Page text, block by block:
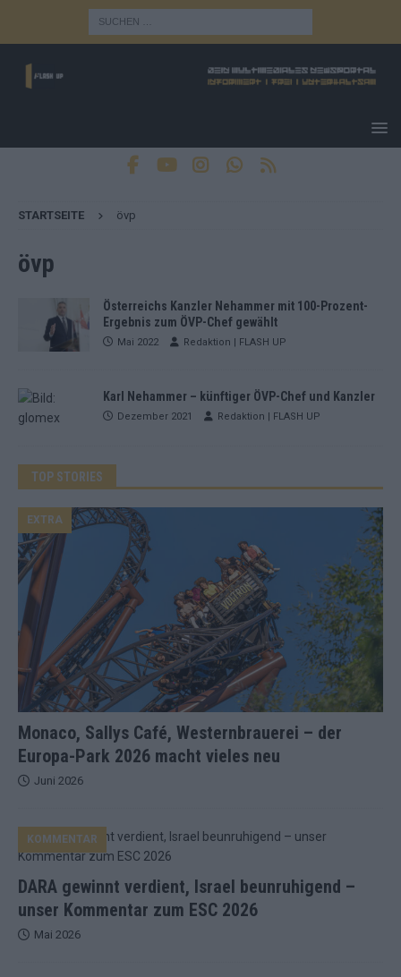
STARTSEITE övp
övp
Österreichs Kanzler Nehammer mit 100-Prozent-
Ergebnis zum ÖVP-Chef gewählt
Mai 2022 Redaktion | FLASH UP
Karl Nehammer – künftiger ÖVP-Chef und Kanzler
Dezember 2021 Redaktion | FLASH UP
TOP STORIES
Monaco, Sallys Café, Westernbrauerei – der
Europa-Park 2026 macht vieles neu
EXTRA
Juni 2026
DARA gewinnt verdient, Israel beunruhigend –
unser Kommentar zum ESC 2026
KOMMENTAR
Mai 2026